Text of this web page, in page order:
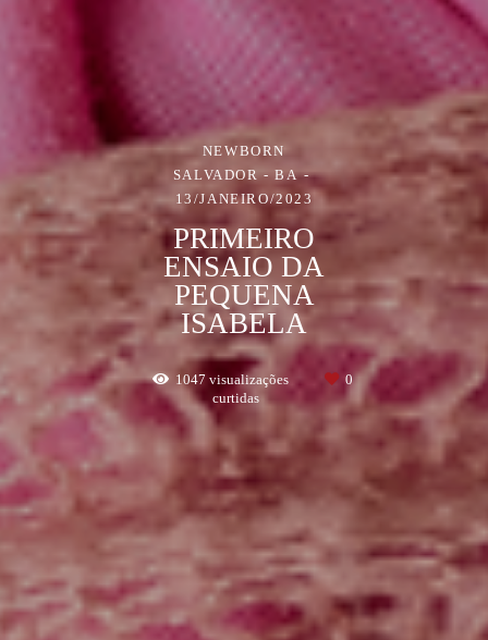
NEWBORN
SALVADOR - BA
13/JANEIRO/2023
PRIMEIRO
ENSAIO DA
PEQUENA
ISABELA
1047 visualizações
0
curtidas